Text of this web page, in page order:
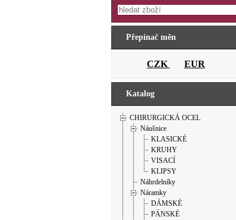
Přepínač měn
CZK EUR
Katalog
CHIRURGICKÁ OCEL
Náušnice
KLASICKÉ
KRUHY
VISACÍ
KLIPSY
Náhrdelníky
Náramky
DÁMSKÉ
PÁNSKÉ